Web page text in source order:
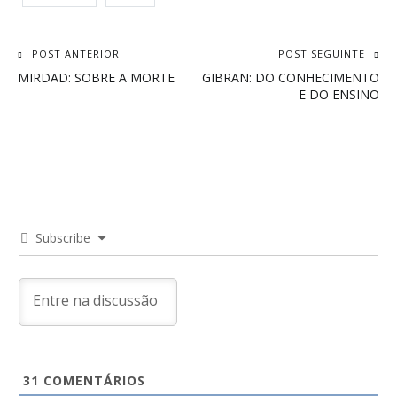
Navegação
de
POST ANTERIOR
MIRDAD: SOBRE A MORTE
POST SEGUINTE
GIBRAN: DO CONHECIMENTO
E DO ENSINO
Subscribe
31 COMENTÁRIOS